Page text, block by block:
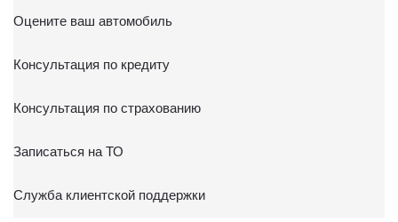
Оцените ваш автомобиль
Консультация по кредиту
Консультация по страхованию
Записаться на ТО
Служба клиентской поддержки